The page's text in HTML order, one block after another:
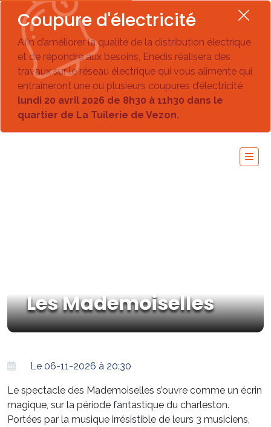
Coupure d'électricité
Afin d’améliorer la qualité de la distribution électrique
et de répondre aux besoins, Enedis réalisera des
travaux sur le réseau électrique qui vous alimente qui
entraîneront une ou plusieurs coupures d’électricité
lundi 20 avril 2026 de 8h30 à 11h30 dans le
quartier de La Tuilerie de Vezon.
Les Mademoiselles
Le 06-11-2026 à 20:30
Le spectacle des Mademoiselles s’ouvre comme un écrin
magique, sur la période fantastique du charleston.
Portées par la musique irrésistible de leurs 3 musiciens,